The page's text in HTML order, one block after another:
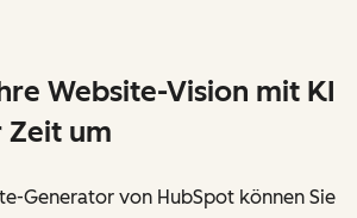
Website-Vision mit KI
Zeit um
Generator von HubSpot können Sie